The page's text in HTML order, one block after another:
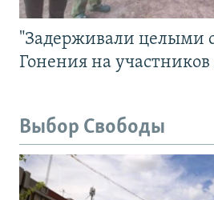
"Задерживали целыми
Гонения на
Выбор Свободы